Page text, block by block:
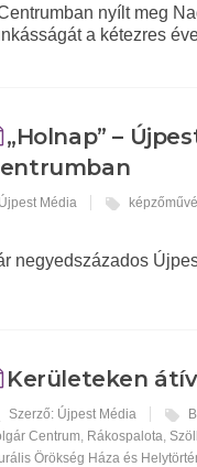
nyílt meg
a kétezres
„Holnap” –
Média
negyedszázados
Kerületeken
Szerző: Újpest Média
Centrum Rákospalota
Örökség Háza és